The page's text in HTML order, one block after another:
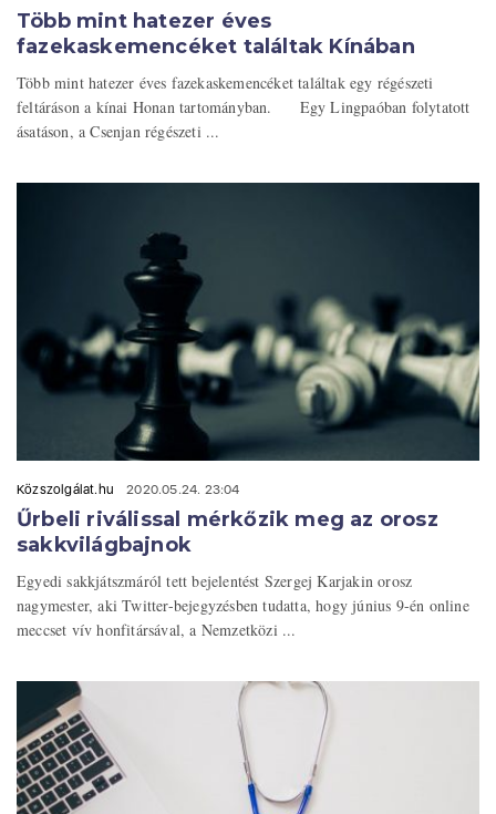
Több mint hatezer éves
fazekaskemencéket találtak Kínában
Több mint hatezer éves fazekaskemencéket találtak egy régészeti
feltáráson a kínai Honan tartományban. Egy Lingpaóban folytatott
ásatáson, a Csenjan régészeti ...
Közszolgálat.hu 2020.05.24. 23:04
Űrbeli riválissal mérkőzik meg az orosz
sakkvilágbajnok
Egyedi sakkjátszmáról tett bejelentést Szergej Karjakin orosz
nagymester, aki Twitter-bejegyzésben tudatta, hogy június 9-én online
meccset vív honfitársával, a Nemzetközi ...